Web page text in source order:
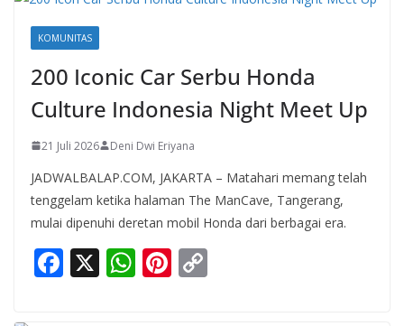
KOMUNITAS
200 Iconic Car Serbu Honda
Culture Indonesia Night Meet Up
21 Juli 2026 Deni Dwi Eriyana
JADWALBALAP.COM, JAKARTA – Matahari memang telah
tenggelam ketika halaman The ManCave, Tangerang,
mulai dipenuhi deretan mobil Honda dari berbagai era.
F X W Pi